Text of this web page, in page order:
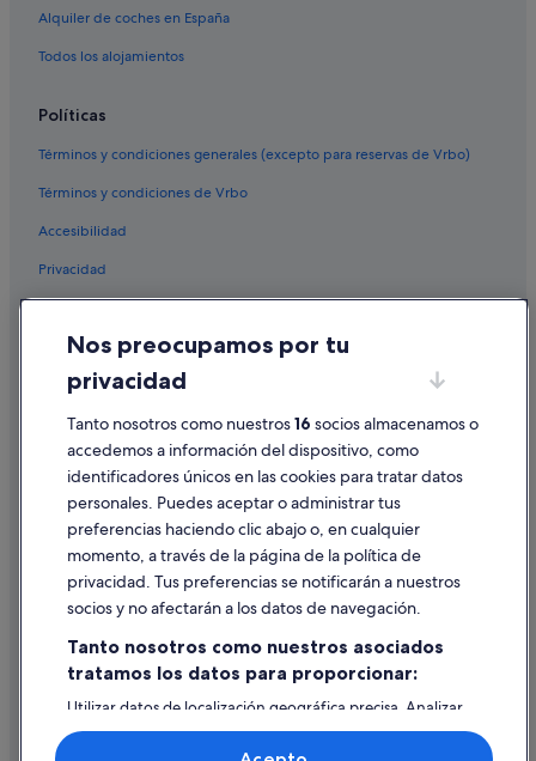
Distrito Centro de Madrid hoteles
Hoteles cerca de Estadio Santiago Bernabéu
Hoteles cerca de Museo de Historia de Madrid
Hoteles con piscina en Madrid
Nh Hotels en Goya
Apartoteles en Madrid
Pensiones en Madrid
Hoteles de 4 estrellas en Chueca
Hoteles cerca de Casino Gran Vía
Hoteles baratos en Chueca
Hoteles históricos en Chueca
Hoteles de 3 estrellas en Atocha
Hoteles cerca de Teatro Marquina
Hoteles románticos en Madrid
Alquiler de coches en España
Todos los alojamientos
Políticas
Términos y condiciones generales (excepto para reservas de Vrbo)
Términos y condiciones de Vrbo
Accesibilidad
Privacidad
Condiciones de uso
Información legal/contacto
Pautas sobre el contenido y cómo denunciar contenido
Ayuda
Cancelar un vuelo
Cancelar una reserva de hotel o de un alquiler vacacional
Utilizar un cupón de Expedia
Documentos para viajes internacionales
Nos preocupamos por tu
privacidad
Tanto nosotros como nuestros16 socios almacenamos o
accedemos a información del dispositivo, como
identificadores únicos en las cookies para tratar datos
personales. Puedes aceptar o administrar tus
preferencias haciendo clic abajo o, en cualquier
momento, a través de la página de la política de
privacidad. Tus preferencias se notificarán a nuestros
socios y no afectarán a los datos de navegación.
Tanto nosotros como nuestros asociados
tratamos los datos para proporcionar:
Utilizar datos de localización geográfica precisa. Analizar
activamente las características del dispositivo para su
identificación. Almacenar la información en un dispositivo